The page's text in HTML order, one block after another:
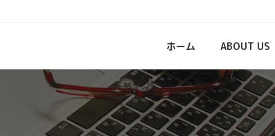
ホーム ABOUT US